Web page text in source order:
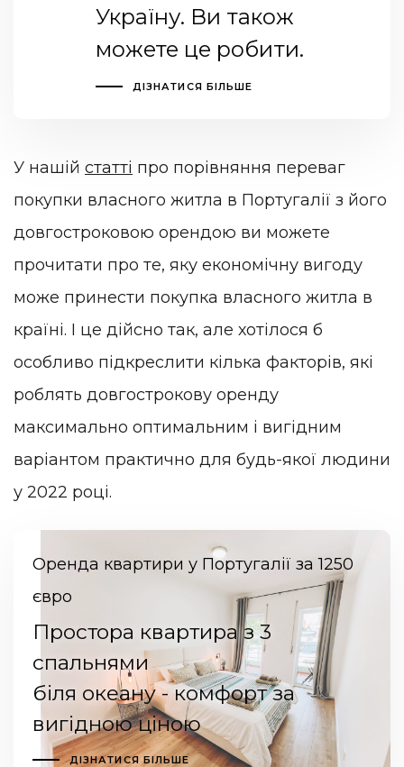
Україну. Ви також
можете це робити.
ДІЗНАТИСЯ БІЛЬШЕ
У нашій статті про порівняння переваг
покупки власного житла в Португалії з його
довгостроковою орендою ви можете
прочитати про те, яку економічну вигоду
може принести покупка власного житла в
країні. І це дійсно так, але хотілося б
особливо підкреслити кілька факторів, які
роблять довгострокову оренду
максимально оптимальним і вигідним
варіантом практично для будь-якої людини
у 2022 році.
Оренда квартири у Португалії за 1250
євро
Простора квартира з 3
спальнями
біля океану - комфорт за
вигідною ціною
ДІЗНАТИСЯ БІЛЬШЕ